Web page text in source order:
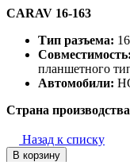
CARAV 16-163
Тип разъема:
Совместимость:
планшетного
Автомобили:
Страна
Назад к списку
В корзину